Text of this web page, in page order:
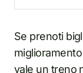
Se prenoti
vale un treno